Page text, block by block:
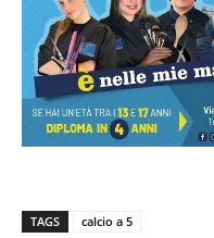
TAGS calcio a 5